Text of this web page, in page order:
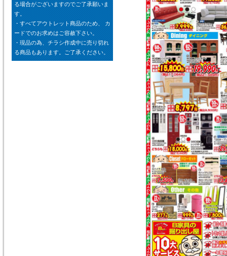
る場合がございますのでご了承願いま
す。
・すべてアウトレット商品のため、 カ
ードでのお求めはご容赦下さい。
・現品の為、チラシ作成中に売り切れ
る商品もあります。ご了承ください。